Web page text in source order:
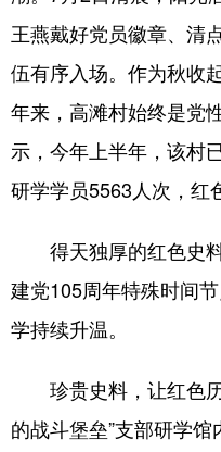
文化 书画
访谈 视频
食品 人居
彩票
文化产业
王燕戴好党员徽章、清
伍有序入场。作为秋收
年来，高滩村始终是党
示，今年上半年，该村
研学学员5563人次，红
得天独厚的红色史料
建党105周年特殊时间
学持续升温。
珍贵史料，让红色历
的战斗堡垒”支部研学